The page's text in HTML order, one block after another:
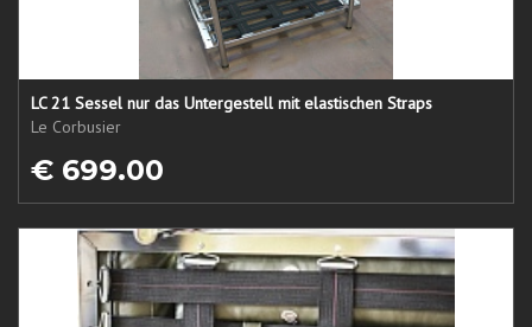
LC 21 Sessel nur das Untergestell mit elastischen Straps
Le Corbusier
€ 699.00